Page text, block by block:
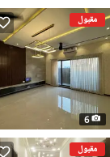
مقبول
6
مقبول